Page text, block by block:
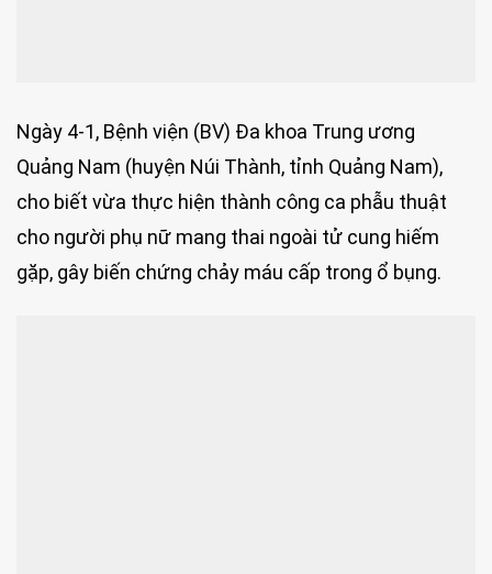
Ngày 4-1, Bệnh viện (BV) Đa khoa Trung ương
Quảng Nam (huyện Núi Thành, tỉnh Quảng Nam),
cho biết vừa thực hiện thành công ca phẫu thuật
cho người phụ nữ mang thai ngoài tử cung hiếm
gặp, gây biến chứng chảy máu cấp trong ổ bụng.